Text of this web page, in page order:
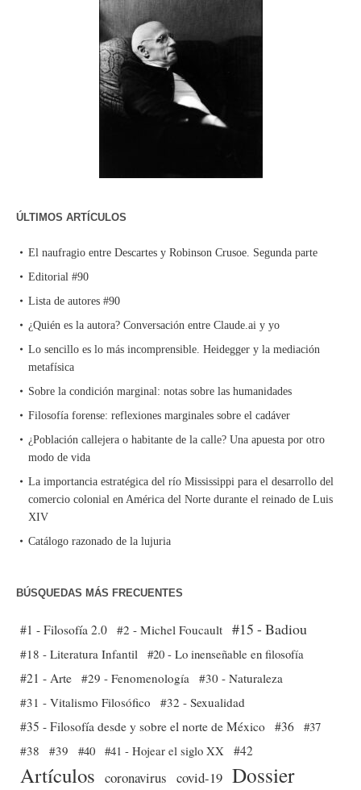
ÚLTIMOS ARTÍCULOS
El naufragio entre Descartes y Robinson Crusoe. Segunda parte
Editorial #90
Lista de autores #90
¿Quién es la autora? Conversación entre Claude.ai y yo
Lo sencillo es lo más incomprensible. Heidegger y la mediación
metafísica
Sobre la condición marginal: notas sobre las humanidades
Filosofía forense: reflexiones marginales sobre el cadáver
¿Población callejera o habitante de la calle? Una apuesta por otro
modo de vida
La importancia estratégica del río Mississippi para el desarrollo del
comercio colonial en América del Norte durante el reinado de Luis
XIV
Catálogo razonado de la lujuria
BÚSQUEDAS MÁS FRECUENTES
#1 - Filosofía 2.0 #2 - Michel Foucault #15 - Badiou
#18 - Literatura Infantil #20 - Lo inenseñable en filosofía
#21 - Arte #29 - Fenomenología #30 - Naturaleza
#31 - Vitalismo Filosófico
#32 - Sexualidad
#35 - Filosofía desde y sobre el norte de México #36 #37
#38
#39 #40 #41 - Hojear el siglo XX #42
Artículos coronavirus covid-19 Dossier